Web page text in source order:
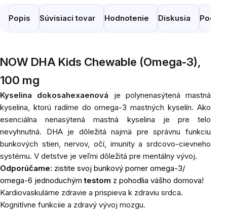
Popis Súvisiaci tovar Hodnotenie Diskusia
NOW DHA Kids Chewable (Omega-3),
100 mg
Kyselina dokosahexaenová je polynenasýtená mastná
kyselina, ktorú radíme do omega-3 mastných kyselín. Ako
esenciálna nenasýtená mastná kyselina je pre telo
nevyhnutná. DHA je dôležitá najmä pre správnu funkciu
bunkových stien, nervov, očí, imunity a srdcovo-cievneho
systému. V detstve je veľmi dôležitá pre mentálny vývoj.
Odporúčame: zistite svoj bunkový pomer omega-3/
omega-6 jednoduchýmtestom z pohodlia vášho domova!
Kardiovaskulárne zdravie a prispieva k zdraviu srdca.
Kognitívne funkciie a zdravý vývoj mozgu.